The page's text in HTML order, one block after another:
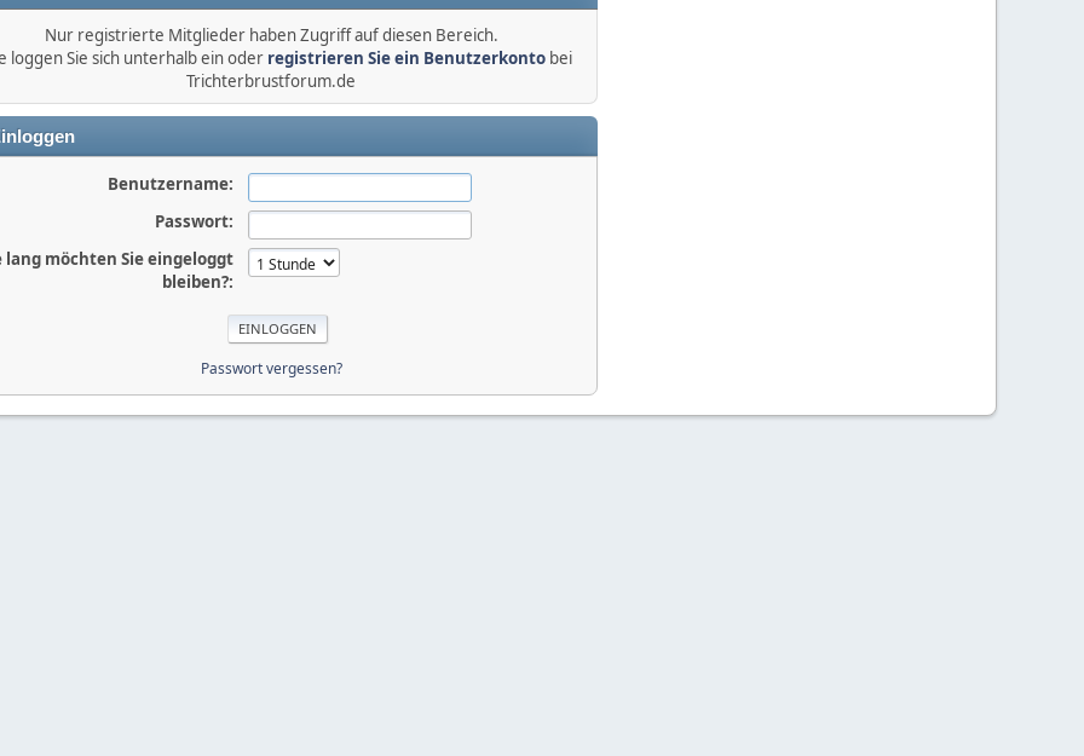
Nur registrierte Mitglieder haben Zugriff auf diesen Bereich.
loggen Sie sich unterhalb ein oder registrieren Sie ein Benutzerkontobei
Trichterbrustforum.de
Benutzername:
Passwort:
lang möchten Sie eingeloggt
bleiben?:
Passwort vergessen?